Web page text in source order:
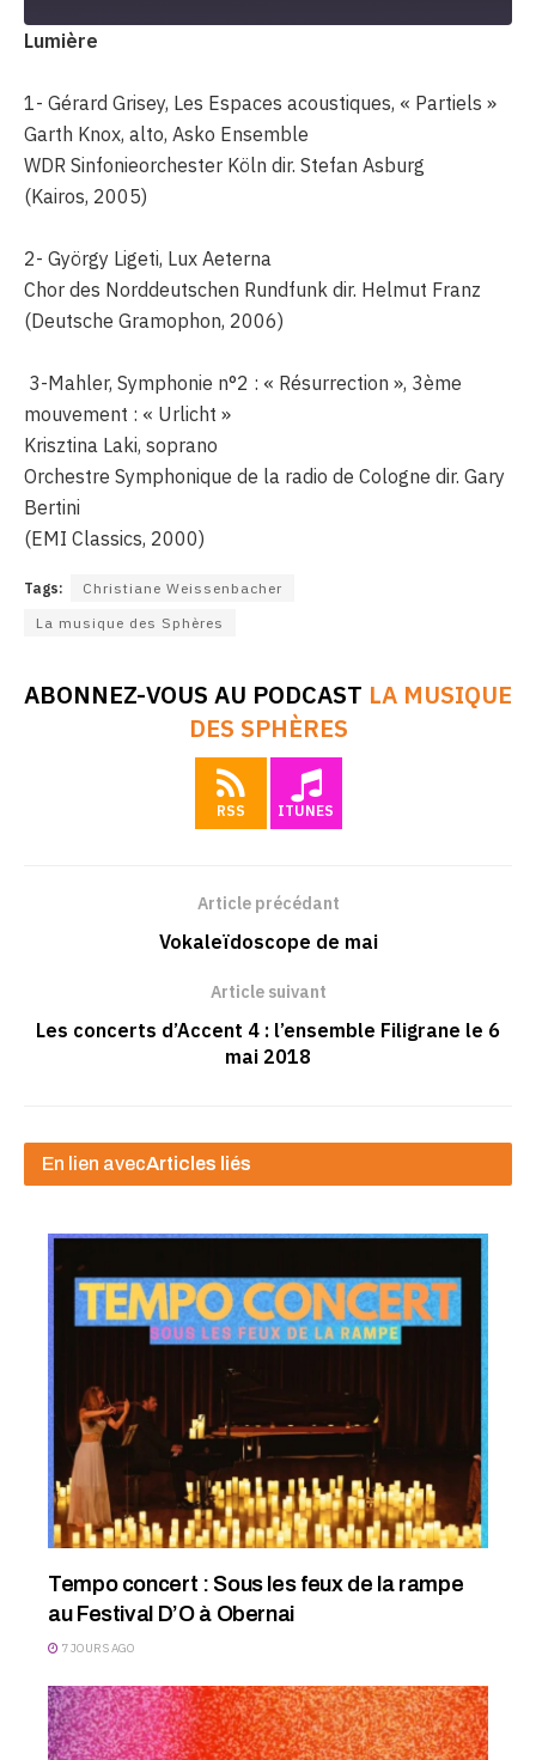
Lumière
1- Gérard Grisey, Les Espaces acoustiques, « Partiels »
Garth Knox, alto, Asko Ensemble
WDR Sinfonieorchester Köln dir. Stefan Asburg
(Kairos, 2005)
2- György Ligeti, Lux Aeterna
Chor des Norddeutschen Rundfunk dir. Helmut Franz
(Deutsche Gramophon, 2006)
3-Mahler, Symphonie n°2 : « Résurrection », 3ème
mouvement : « Urlicht »
Krisztina Laki, soprano
Orchestre Symphonique de la radio de Cologne dir. Gary
Bertini
(EMI Classics, 2000)
Tags:
Christiane Weissenbacher
La musique des Sphères
ABONNEZ-VOUS AU PODCAST LA MUSIQUE
DES SPHÈRES
RSS ITUNES
Article précédant
Vokaleïdoscope de mai
Article suivant
Les concerts d’Accent 4 : l’ensemble Filigrane le 6
mai 2018
En lien avecArticles liés
Tempo concert : Sous les feux de la rampe
au Festival D’O à Obernai
7 JOURS AGO